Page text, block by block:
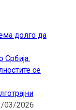
долго да
Србија:
се
03/2026